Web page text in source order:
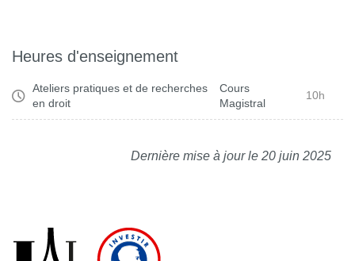
Heures d'enseignement
Ateliers pratiques et de recherches
en droit
Cours
Magistral
10h
Dernière mise à jour le 20 juin 2025